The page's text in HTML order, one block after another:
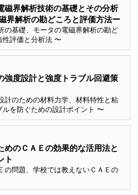
磁界解析技術の基礎とその分析
界解析の勘どころと評価方法ー
の基礎、モータの電磁界解析の勘ど
性評価と分析法 〜
強度設計と強度トラブル回避策
計のための材料力学、材料特性と粘
を防ぐための設計ポイント 〜
めのＣＡＥの効果的な活用法と
ト
の問題、学校では教えないＣＡＥの